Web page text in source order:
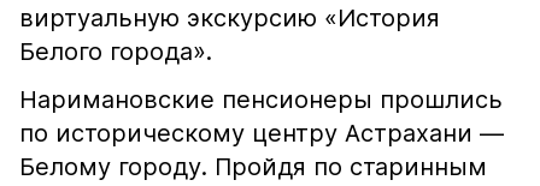
виртуальную экскурсию «История
Белого города».
Наримановские пенсионеры прошлись
по историческому центру Астрахани —
Белому городу. Пройдя по старинным